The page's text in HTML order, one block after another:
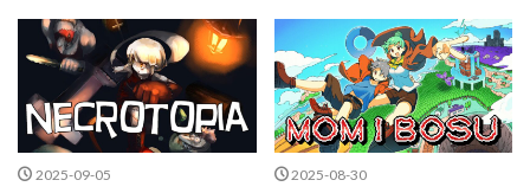
2025-09-05 2025-08-30